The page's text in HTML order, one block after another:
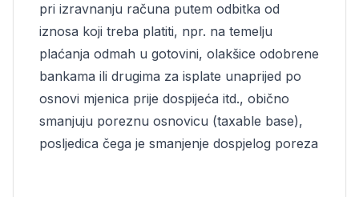
pri izravnanju računa putem odbitka od
iznosa koji treba platiti, npr. na temelju
plaćanja odmah u gotovini, olakšice odobrene
bankama ili drugima za isplate unaprijed po
osnovi mjenica prije dospijeća itd., obično
smanjuju poreznu osnovicu (taxable base),
posljedica čega je smanjenje dospjelog poreza